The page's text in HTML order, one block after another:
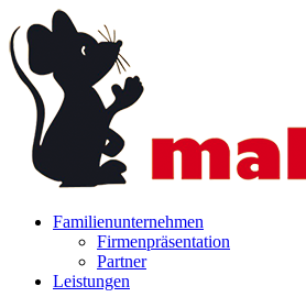
to
main
content
search
Menu
Familienunternehmen
Firmenpräsentation
Partner
Leistungen